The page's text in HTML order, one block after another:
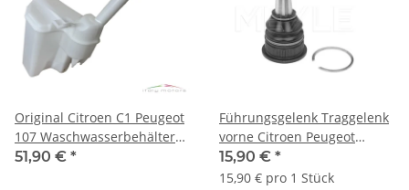
Original Citroen C1 Peugeot
107 Waschwasserbehälter
Behälter vorne 6405V9
51,90 € *
Führungsgelenk Traggelenk
vorne Citroen Peugeot
Toyota Subaru 3521L3
4806909041
15,90 € *
15,90 € pro 1 Stück